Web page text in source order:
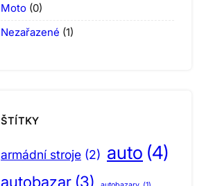
Moto (0)
Nezařazené (1)
ŠTÍTKY
armádní stroje (2) auto (4)
autobazar (3)